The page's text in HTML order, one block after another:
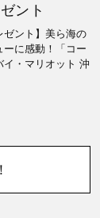
ント
ゼント】美ら海の
ーに感動！「コー
イ・マリオット 沖